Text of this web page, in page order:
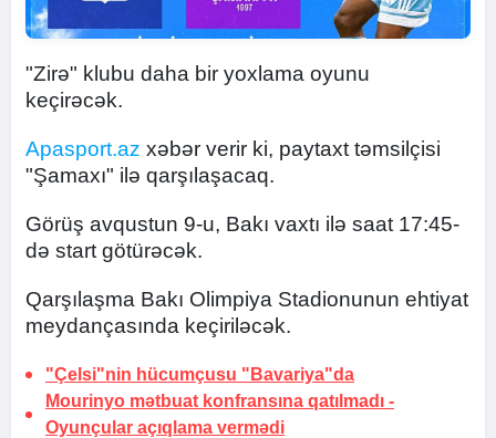
"Zirə" klubu daha bir yoxlama oyunu
keçirəcək.
Apasport.az xəbər verir ki, paytaxt təmsilçisi
"Şamaxı" ilə qarşılaşacaq.
Görüş avqustun 9-u, Bakı vaxtı ilə saat 17:45-
də start götürəcək.
Qarşılaşma Bakı Olimpiya Stadionunun ehtiyat
meydançasında keçiriləcək.
"Çelsi"nin hücumçusu "Bavariya"da
Mourinyo mətbuat konfransına qatılmadı -
Oyunçular açıqlama vermədi